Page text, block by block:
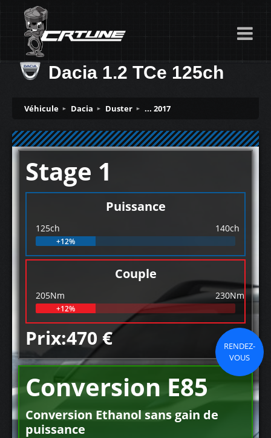
Dacia 1.2 TCe 125ch
Véhicule Dacia Duster ... 2017
Stage 1
Puissance
125ch 140ch
+12%
Couple
205Nm 230Nm
+12%
Prix:470 €
RENDEZ-
VOUS
Conversion E85
Conversion Ethanol sans gain de
puissance